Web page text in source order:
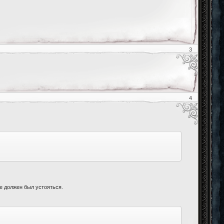
3
4
должен был устояться.